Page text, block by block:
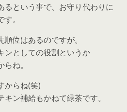
るという事で、お守り代わりに
。
位はあるのですが。
ンとしての役割というか
ね。
からね(笑)
ン補給もかねて緑茶です。